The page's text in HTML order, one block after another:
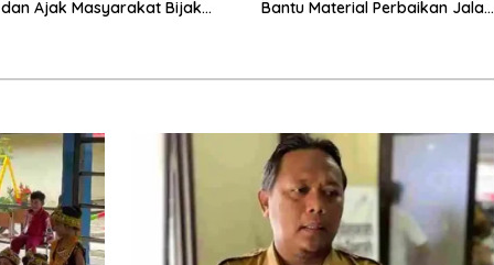
dan Ajak Masyarakat Bijak
Bantu Material Perbaikan Jalan